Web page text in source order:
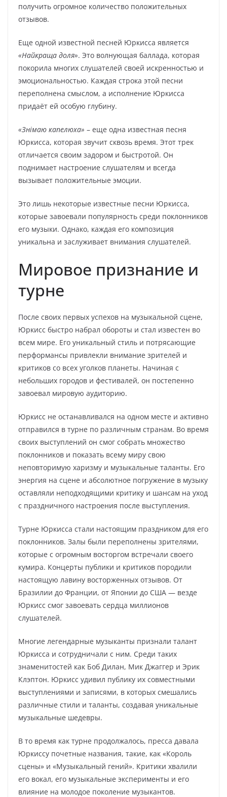
получить огромное количество положительных
отзывов.
Еще одной известной песней Юркисса является
«Найкраща доля». Это волнующая баллада, которая
покорила многих слушателей своей искренностью и
эмоциональностью. Каждая строка этой песни
переполнена смыслом, а исполнение Юркисса
придаёт ей особую глубину.
«Знімаю капелюха» – еще одна известная песня
Юркисса, которая звучит сквозь время. Этот трек
отличается своим задором и быстротой. Он
поднимает настроение слушателям и всегда
вызывает положительные эмоции.
Это лишь некоторые известные песни Юркисса,
которые завоевали популярность среди поклонников
его музыки. Однако, каждая его композиция
уникальна и заслуживает внимания слушателей.
Мировое признание и
турне
После своих первых успехов на музыкальной сцене,
Юркисс быстро набрал обороты и стал известен во
всем мире. Его уникальный стиль и потрясающие
перформансы привлекли внимание зрителей и
критиков со всех уголков планеты. Начиная с
небольших городов и фестивалей, он постепенно
завоевал мировую аудиторию.
Юркисс не останавливался на одном месте и активно
отправился в турне по различным странам. Во время
своих выступлений он смог собрать множество
поклонников и показать всему миру свою
неповторимую харизму и музыкальные таланты. Его
энергия на сцене и абсолютное погружение в музыку
оставляли неподходящими критику и шансам на уход
с праздничного настроения после выступления.
Турне Юркисса стали настоящим праздником для его
поклонников. Залы были переполнены зрителями,
которые с огромным восторгом встречали своего
кумира. Концерты публики и критиков породили
настоящую лавину восторженных отзывов. От
Бразилии до Франции, от Японии до США — везде
Юркисс смог завоевать сердца миллионов
слушателей.
Многие легендарные музыканты признали талант
Юркисса и сотрудничали с ним. Среди таких
знаменитостей как Боб Дилан, Мик Джаггер и Эрик
Клэптон. Юркисс удивил публику их совместными
выступлениями и записями, в которых смешались
различные стили и таланты, создавая уникальные
музыкальные шедевры.
В то время как турне продолжалось, пресса давала
Юркиссу почетные названия, такие, как «Король
сцены» и «Музыкальный гений». Критики хвалили
его вокал, его музыкальные эксперименты и его
влияние на молодое поколение музыкантов.